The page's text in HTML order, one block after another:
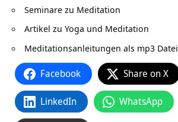
Seminare zu Meditation
Artikel zu Yoga und Meditation
Meditationsanleitungen als mp3 Datei
Facebook Share on X
LinkedIn WhatsApp